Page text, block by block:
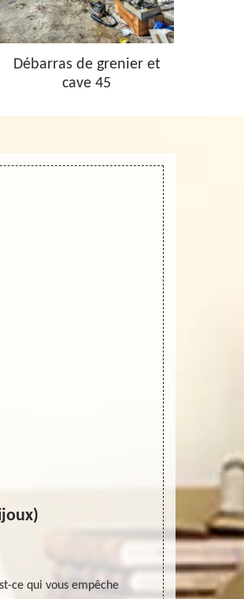
Débarras de grenier et
cave 45
ce qui vous empêche
MD